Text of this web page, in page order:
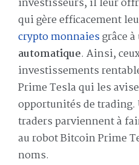
investisseurs, il leur
qui gère efficacement
crypto monnaiesgrâce à
automatique. Ainsi,
investissements
Prime Tesla qui les
opportunités de
traders parviennent à
au robot Bitcoin Prime
noms.